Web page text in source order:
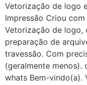
Vetorização de logo
Impressão Criou
Vetorização de logo,
preparação de
travessão. Com
(geralmente menos).
whats Bem-vindo(a).